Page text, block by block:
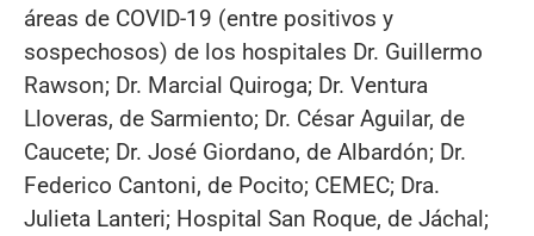
áreas de COVID-19 (entre positivos y
sospechosos) de los hospitales Dr. Guillermo
Rawson; Dr. Marcial Quiroga; Dr. Ventura
Lloveras, de Sarmiento; Dr. César Aguilar, de
Caucete; Dr. José Giordano, de Albardón; Dr.
Federico Cantoni, de Pocito; CEMEC; Dra.
Julieta Lanteri; Hospital San Roque, de Jáchal;